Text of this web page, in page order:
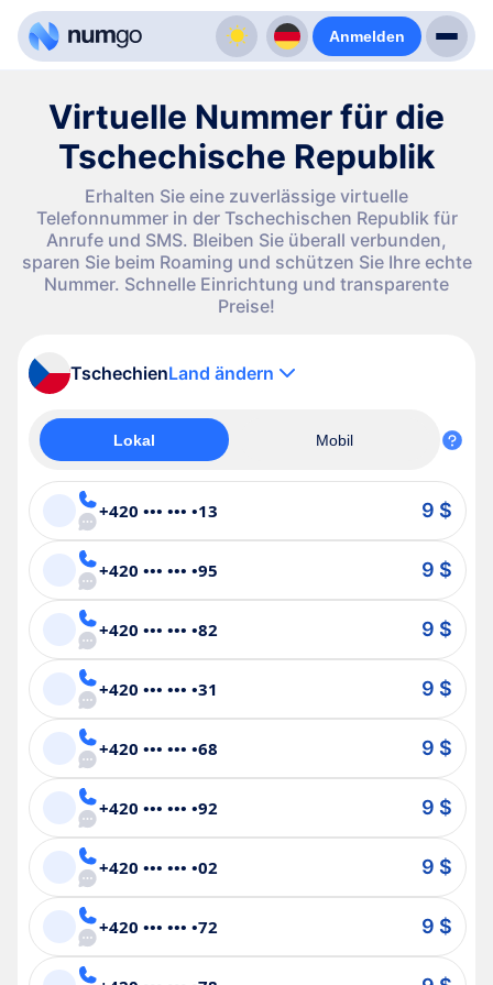
Anmelden
Virtuelle Nummer für die
Tschechische Republik
Erhalten Sie eine zuverlässige virtuelle
Telefonnummer in der Tschechischen Republik für
Anrufe und SMS. Bleiben Sie überall verbunden,
sparen Sie beim Roaming und schützen Sie Ihre echte
Nummer. Schnelle Einrichtung und transparente
Preise!
TschechienLand ändern
Lokal Mobil
+420 ••• ••• •13 9 $
+420 ••• ••• •95 9 $
+420 ••• ••• •82 9 $
+420 ••• ••• •31 9 $
+420 ••• ••• •68 9 $
+420 ••• ••• •92 9 $
+420 ••• ••• •02 9 $
+420 ••• ••• •72 9 $